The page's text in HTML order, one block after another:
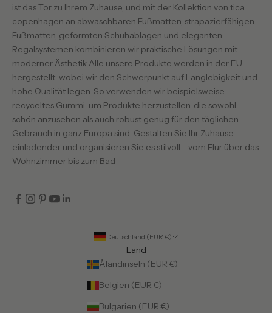
ist das Tor zu Ihrem Zuhause, und mit der Kollektion von tica
copenhagen an abwaschbaren Fußmatten, strapazierfähigen
Fußmatten, geformten Schuhablagen und eleganten
Regalsystemen kombinieren wir praktische Lösungen mit
moderner Ästhetik.Alle unsere Produkte werden in der EU
hergestellt, wobei wir den Schwerpunkt auf Langlebigkeit und
hohe Qualität legen. So verwenden wir beispielsweise
recyceltes Gummi, um Produkte herzustellen, die sowohl
schön anzusehen als auch robust genug für den täglichen
Gebrauch in ganz Europa sind. Gestalten Sie Ihr Zuhause
einladender und organisieren Sie es stilvoll - vom Flur über das
Wohnzimmer bis zum Bad
Deutschland (EUR €)
Land
Ålandinseln (EUR €)
Belgien (EUR €)
Bulgarien (EUR €)